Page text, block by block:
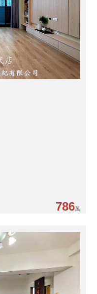
786萬